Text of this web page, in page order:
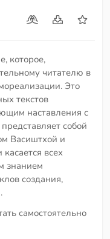
которое,
читателю в
Это
текстов
наставления с
собой
Васиштхой и
всех
знанием
создания,
самостоятельно